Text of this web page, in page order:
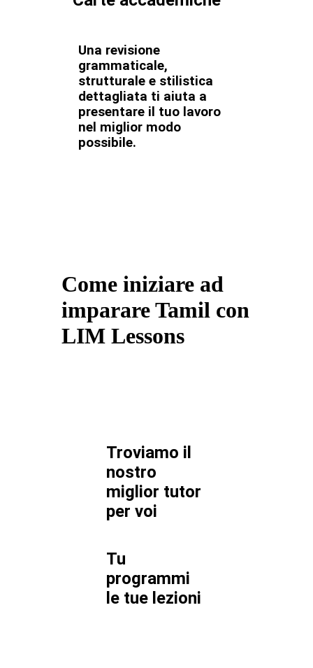
Una revisione
grammaticale,
strutturale e stilistica
dettagliata ti aiuta a
presentare il tuo lavoro
nel miglior modo
possibile.
Come iniziare ad
imparare Tamil con
LIM Lessons
Troviamo il
nostro
miglior tutor
per voi
Tu
programmi
le tue lezioni